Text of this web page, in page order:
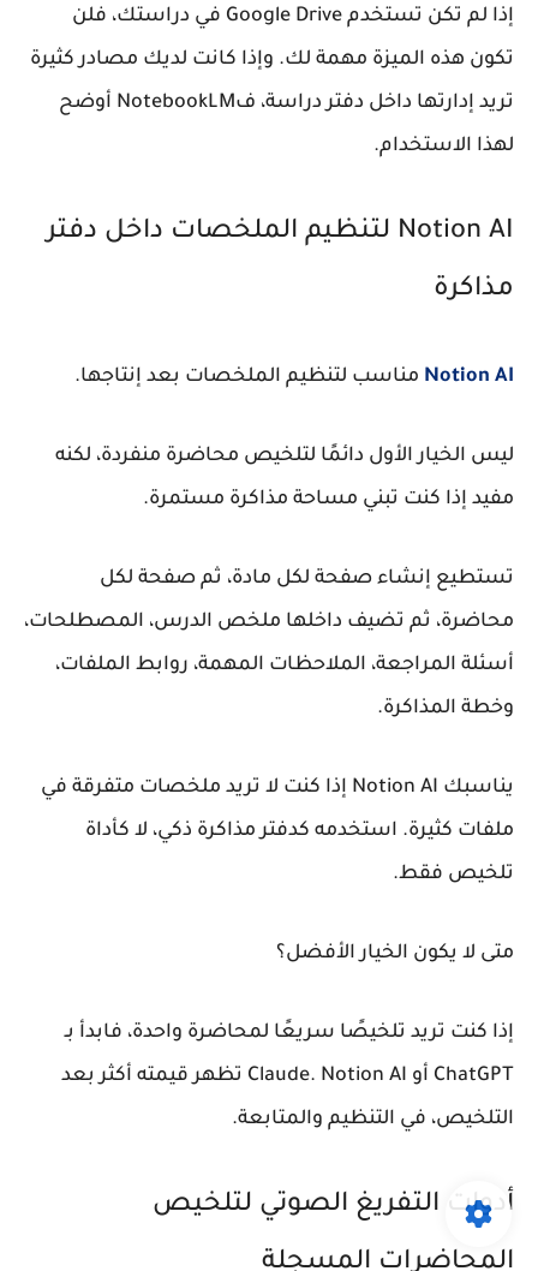
إذا لم تكن تستخدم Google Drive في دراستك، فلن
تكون هذه الميزة مهمة لك. وإذا كانت لديك مصادر كثيرة
تريد إدارتها داخل دفتر دراسة، فNotebookLM أوضح
لهذا الاستخدام.
Notion AI لتنظيم الملخصات داخل دفتر
مذاكرة
Notion AI مناسب لتنظيم الملخصات بعد إنتاجها.
ليس الخيار الأول دائمًا لتلخيص محاضرة منفردة، لكنه
مفيد إذا كنت تبني مساحة مذاكرة مستمرة.
تستطيع إنشاء صفحة لكل مادة، ثم صفحة لكل
محاضرة، ثم تضيف داخلها ملخص الدرس، المصطلحات،
أسئلة المراجعة، الملاحظات المهمة، روابط الملفات،
وخطة المذاكرة.
يناسبك Notion AI إذا كنت لا تريد ملخصات متفرقة في
ملفات كثيرة. استخدمه كدفتر مذاكرة ذكي، لا كأداة
تلخيص فقط.
متى لا يكون الخيار الأفضل؟
إذا كنت تريد تلخيصًا سريعًا لمحاضرة واحدة، فابدأ بـ
ChatGPT أو Claude. Notion AI تظهر قيمته أكثر بعد
التلخيص، في التنظيم والمتابعة.
أدوات التفريغ الصوتي لتلخيص
المحاضرات المسجلة